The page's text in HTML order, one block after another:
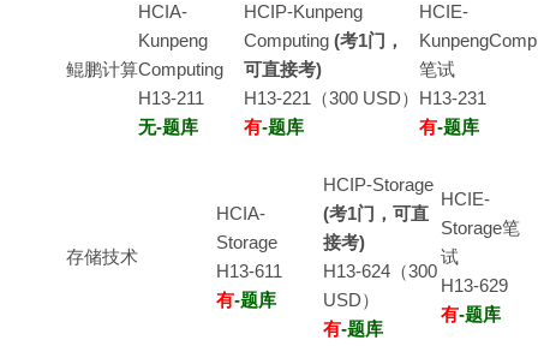
鲲鹏计算
HCIA-
Kunpeng
Computing
H13-211
无-题库
HCIP-Kunpeng
Computing (考1门，
可直接考)
H13-221（300 USD）
有-题库
HCIE-
笔试
H13-231
有-题库
存储技术
HCIA-
Storage
H13-611
有-题库
HCIP-Storage
(考1门，可直
接考)
H13-624（300
USD）
有-题库
HCIE-
Storage笔
试
H13-629
有-题库